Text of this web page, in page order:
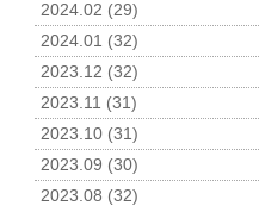
2024.02 (29)
2024.01 (32)
2023.12 (32)
2023.11 (31)
2023.10 (31)
2023.09 (30)
2023.08 (32)